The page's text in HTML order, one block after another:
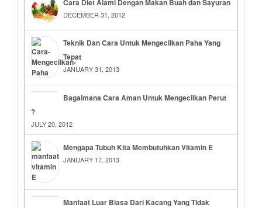
Cara Diet Alami Dengan Makan Buah dan Sayuran
DECEMBER 31, 2012
Teknik Dan Cara Untuk Mengecilkan Paha Yang
Tepat
JANUARY 31, 2013
Bagaimana Cara Aman Untuk Mengecilkan Perut
?
JULY 20, 2012
Mengapa Tubuh Kita Membutuhkan Vitamin E
JANUARY 17, 2013
Manfaat Luar Biasa Dari Kacang Yang Tidak